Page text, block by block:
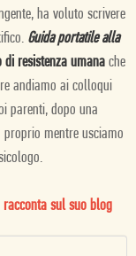
ha voluto scrivere
Guida portatile alla
resistenza umana che
andiamo ai colloqui
parenti, dopo una
mentre usciamo
racconta sul suo blog